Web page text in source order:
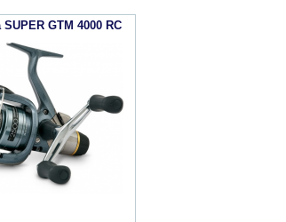
SUPER GTM 4000 RC